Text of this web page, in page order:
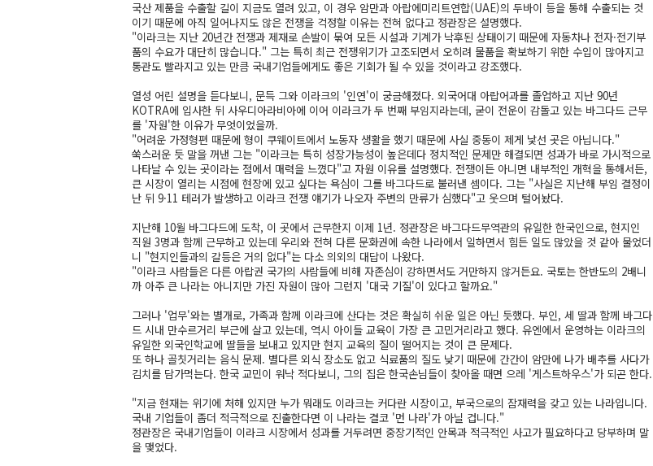
국산 제품을 수출할 길이 지금도 열려 있고, 이 경우 암만과 아랍에미리트연합(UAE)의 두바이 등을 통해 수출되는 것
이기 때문에 아직 일어나지도 않은 전쟁을 걱정할 이유는 전혀 없다고 정관장은 설명했다.
"이라크는 지난 20년간 전쟁과 제재로 손발이 묶여 모든 시설과 기계가 낙후된 상태이기 때문에 자동차나 전자·전기부
품의 수요가 대단히 많습니다." 그는 특히 최근 전쟁위기가 고조되면서 오히려 물품을 확보하기 위한 수입이 많아지고
통관도 빨라지고 있는 만큼 국내기업들에게도 좋은 기회가 될 수 있을 것이라고 강조했다.
열성 어린 설명을 듣다보니, 문득 그와 이라크의 '인연'이 궁금해졌다. 외국어대 아랍어과를 졸업하고 지난 90년
KOTRA에 입사한 뒤 사우디아라비아에 이어 이라크가 두 번째 부임지라는데, 굳이 전운이 감돌고 있는 바그다드 근무
를 '자원'한 이유가 무엇이었을까.
"어려운 가정형편 때문에 형이 쿠웨이트에서 노동자 생활을 했기 때문에 사실 중동이 제게 낯선 곳은 아닙니다."
쑥스러운 듯 말을 꺼낸 그는 "이라크는 특히 성장가능성이 높은데다 정치적인 문제만 해결되면 성과가 바로 가시적으로
나타날 수 있는 곳이라는 점에서 매력을 느꼈다"고 자원 이유를 설명했다. 전쟁이든 아니면 내부적인 개혁을 통해서든,
큰 시장이 열리는 시점에 현장에 있고 싶다는 욕심이 그를 바그다드로 불러낸 셈이다. 그는 "사실은 지난해 부임 결정이
난 뒤 9·11 테러가 발생하고 이라크 전쟁 얘기가 나오자 주변의 만류가 심했다"고 웃으며 털어놨다.
지난해 10월 바그다드에 도착, 이 곳에서 근무한지 이제 1년. 정관장은 바그다드무역관의 유일한 한국인으로, 현지인
직원 3명과 함께 근무하고 있는데 우리와 전혀 다른 문화권에 속한 나라에서 일하면서 힘든 일도 많았을 것 같아 물었더
니 "현지인들과의 갈등은 거의 없다"는 다소 의외의 대답이 나왔다.
"이라크 사람들은 다른 아랍권 국가의 사람들에 비해 자존심이 강하면서도 거만하지 않거든요. 국토는 한반도의 2배니
까 아주 큰 나라는 아니지만 가진 자원이 많아 그런지 '대국 기질'이 있다고 할까요."
그러나 '업무'와는 별개로, 가족과 함께 이라크에 산다는 것은 확실히 쉬운 일은 아닌 듯했다. 부인, 세 딸과 함께 바그다
드 시내 만수르거리 부근에 살고 있는데, 역시 아이들 교육이 가장 큰 고민거리라고 했다. 유엔에서 운영하는 이라크의
유일한 외국인학교에 딸들을 보내고 있지만 현지 교육의 질이 떨어지는 것이 큰 문제다.
또 하나 골칫거리는 음식 문제. 별다른 외식 장소도 없고 식료품의 질도 낮기 때문에 간간이 암만에 나가 배추를 사다가
김치를 담가먹는다. 한국 교민이 워낙 적다보니, 그의 집은 한국손님들이 찾아올 때면 으레 '게스트하우스'가 되곤 한다.
"지금 현재는 위기에 처해 있지만 누가 뭐래도 이라크는 커다란 시장이고, 부국으로의 잠재력을 갖고 있는 나라입니다.
국내 기업들이 좀더 적극적으로 진출한다면 이 나라는 결코 '먼 나라'가 아닐 겁니다."
정관장은 국내기업들이 이라크 시장에서 성과를 거두려면 중장기적인 안목과 적극적인 사고가 필요하다고 당부하며 말
을 맺었다.